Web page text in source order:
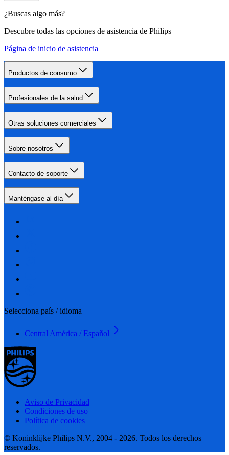
¿Buscas algo más?
Descubre todas las opciones de asistencia de Philips
Página de inicio de asistencia
Productos de consumo
Profesionales de la salud
Otras soluciones comerciales
Sobre nosotros
Contacto de soporte
Manténgase al día
Selecciona país / idioma
Central América / Español
Aviso de Privacidad
Condiciones de uso
Política de cookies
© Koninklijke Philips N.V., 2004 - 2026. Todos los derechos
reservados.